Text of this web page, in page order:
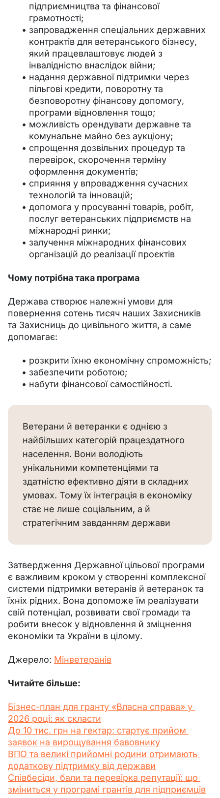
підприємництва та фінансової
грамотності;
запровадження спеціальних державних
контрактів для ветеранського бізнесу,
який працевлаштовує людей з
інвалідністю внаслідок війни;
надання державної підтримки через
пільгові кредити, поворотну та
безповоротну фінансову допомогу,
програми відновлення тощо;
можливість орендувати державне та
комунальне майно без аукціону;
спрощення дозвільних процедур та
перевірок, скорочення терміну
оформлення документів;
сприяння у впровадження сучасних
технологій та інновацій;
допомога у просуванні товарів, робіт,
послуг ветеранських підприємств на
міжнародні ринки;
залучення міжнародних фінансових
організацій до реалізації проєктів
Чому потрібна така програма
Держава створює належні умови для
повернення сотень тисяч наших Захисників
та Захисниць до цивільного життя, а саме
допомагає:
розкрити їхню економічну спроможність;
забезпечити роботою;
набути фінансової самостійності.
Ветерани й ветеранки є однією з
найбільших категорій працездатного
населення. Вони володіють
унікальними компетенціями та
здатністю ефективно діяти в складних
умовах. Тому їх інтеграція в економіку
стає не лише соціальним, а й
стратегічним завданням держави
Затвердження Державної цільової програми
є важливим кроком у створенні комплексної
системи підтримки ветеранів й ветеранок та
їхніх рідних. Вона допоможе їм реалізувати
свій потенціал, розвивати свої громади та
робити внесок у відновлення й зміцнення
економіки та України в цілому.
Джерело: Мінветеранів
Читайте більше:
Бізнес-план для гранту «Власна справа» у
2026 році: як скласти
До 10 тис. грн на гектар: стартує прийом
заявок на вирощування бавовнику
ВПО та великі прийомні родини отримають
додаткову підтримку від держави
Співбесіди, бали та перевірка репутації: що
зміниться у програмі грантів для підприємців